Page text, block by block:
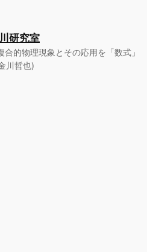
研究室
合的物理現象とその応用を「数式」
川哲也)